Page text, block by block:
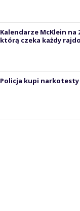
Kalendarze McKlein na
którą czeka każdy
Policja kupi narkotesty